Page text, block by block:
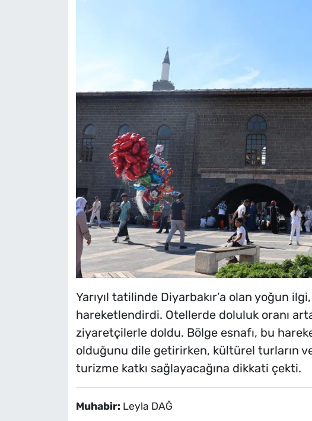
Yarıyıl tatilinde Diyarbakır’a olan yoğun
hareketlendirdi. Otellerde doluluk oranı
ziyaretçilerle doldu. Bölge esnafı, bu
olduğunu dile getirirken, kültürel turların
turizme katkı sağlayacağına dikkati çekti.
Muhabir: Leyla DAĞ